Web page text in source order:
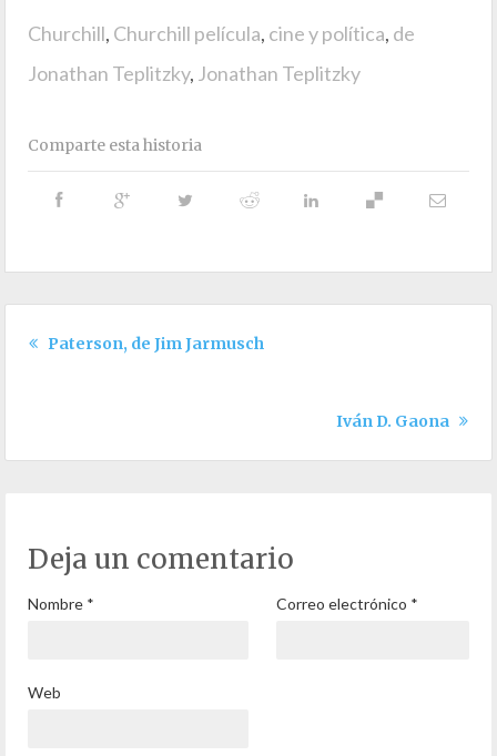
Churchill, Churchill película, cine y política, de
Jonathan Teplitzky, Jonathan Teplitzky
Comparte esta historia
Paterson, de Jim Jarmusch
Iván D. Gaona
Deja un comentario
Nombre * Correo electrónico *
Web